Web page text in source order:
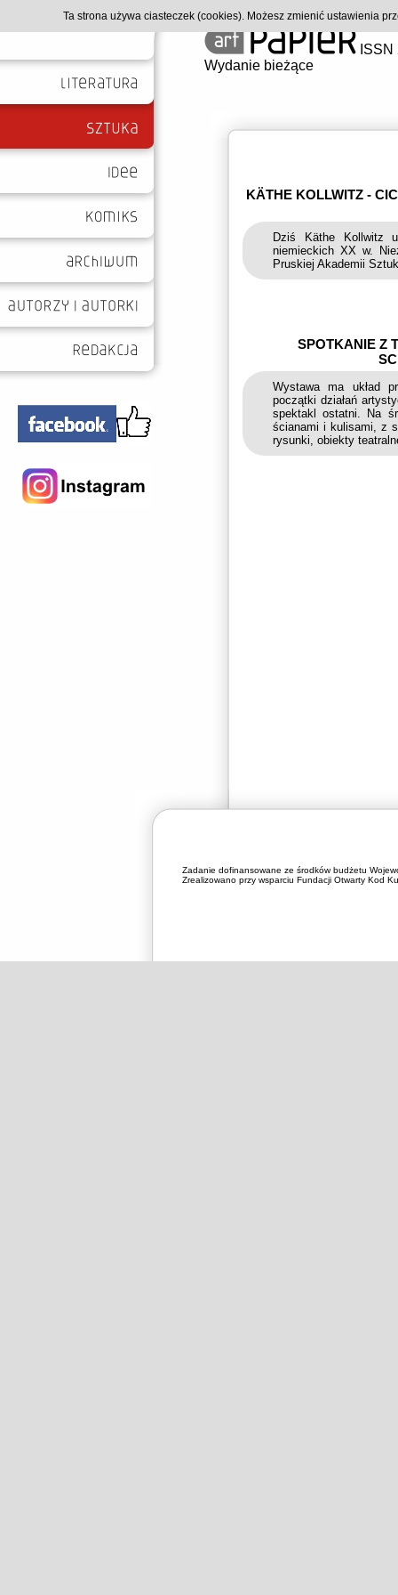
Wydanie bieżące
KÄTHE KOLLWITZ -
Dziś Käthe Kollwitz
niemieckich XX w.
Pruskiej Akademii
SPOTKANIE Z
Wystawa ma układ
początki działań
spektakl ostatni. Na
ścianami i kulisami, z
rysunki, obiekty
Zadanie dofinansowane ze środków budżetu
Zrealizowano przy wsparciu Fundacji Otwarty Kod
Ta strona używa ciasteczek (cookies). Możesz zmienić ustawienia